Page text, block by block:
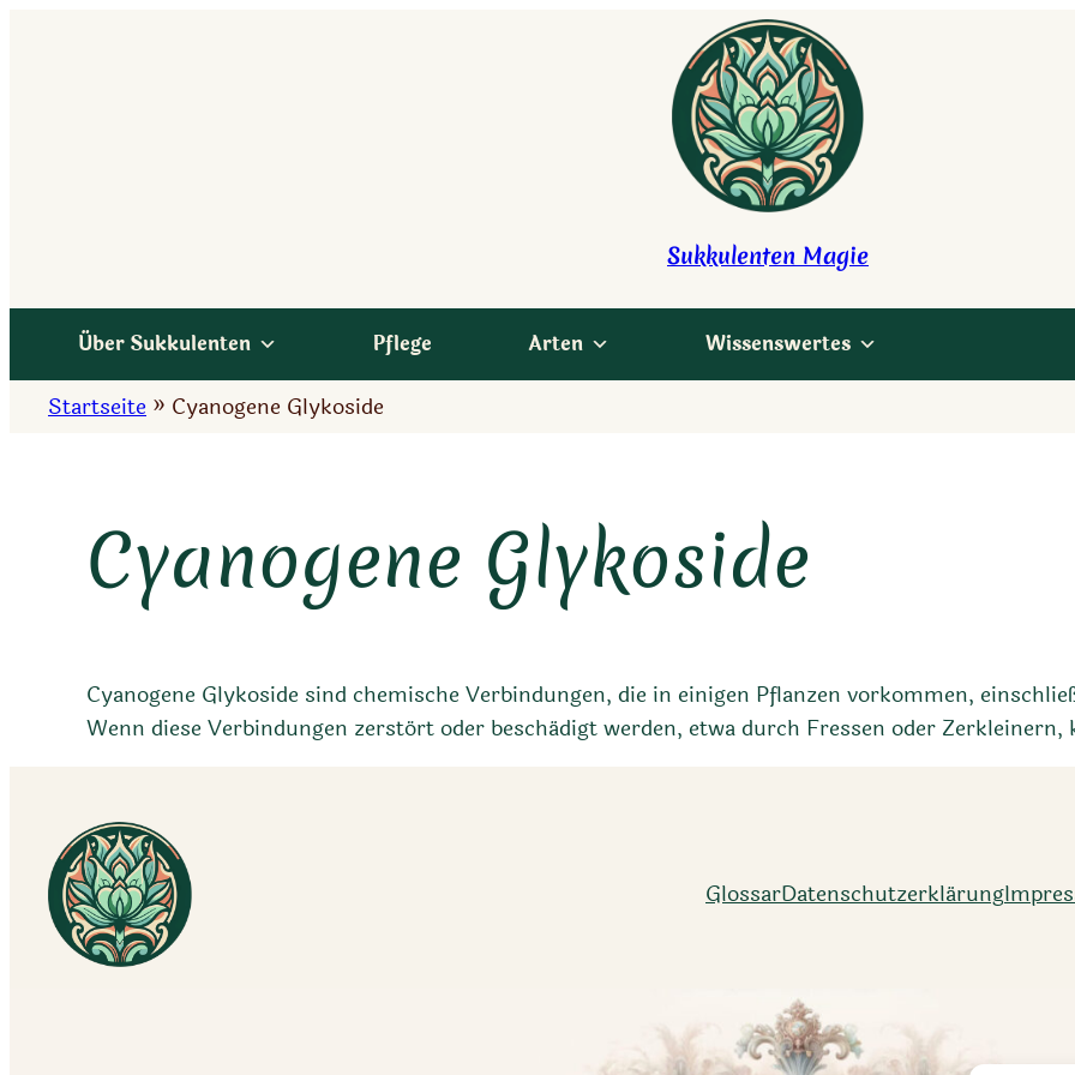
Sukkulenten Magie
Über Sukkulenten Pflege Arten Wissenswertes
Startseite » Cyanogene Glykoside
Cyanogene Glykoside
Cyanogene Glykoside sind chemische Verbindungen, die in einigen Pflanzen vorkommen,
Wenn diese Verbindungen zerstört oder beschädigt werden, etwa durch Fressen oder
GlossarDatenschutz­erklärung